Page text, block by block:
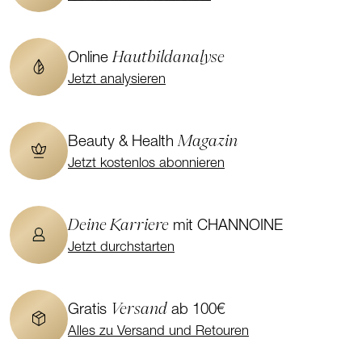
OnlineHautbildanalyse
Jetzt analysieren
Beauty & HealthMagazin
Jetzt kostenlos abonnieren
Deine Karriere mit CHANNOINE
Jetzt durchstarten
Gratis Versand ab 100€
Alles zu Versand und Retouren